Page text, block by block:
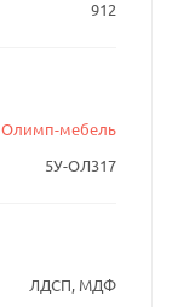
912
Олимп-мебель
5У-ОЛ317
ЛДСП, МДФ